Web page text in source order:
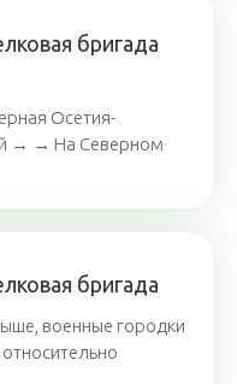
бригада
Осетия-
→ → На Северном
бригада
военные городки